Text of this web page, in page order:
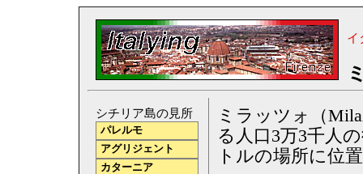
イ
ミラッツォ（
る人口3万3千人
トルの場所に位
シチリア島の見所
パレルモ
アグリジェント
カターニア